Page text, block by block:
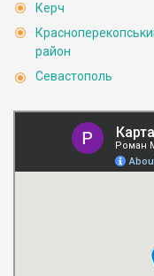
Керч
район
Севастополь